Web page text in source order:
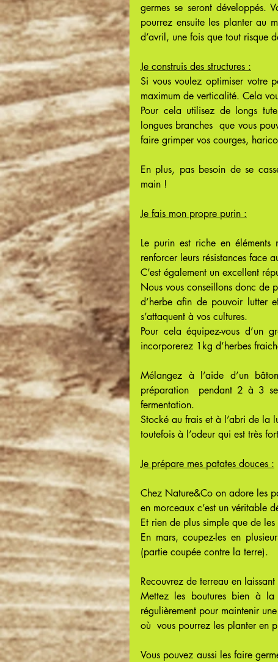
germes se seront développés.
pourrez ensuite les planter au
d’avril, une fois que tout risque
Je construis des structures :
Si vous voulez optimiser votre
maximum de verticalité. Cela
Pour cela utilisez de longs
longues branches  que vous
faire grimper vos courges,
En plus, pas besoin de se
main !
Je fais mon propre purin :
Le purin est riche en
renforcer leurs résistances face
C’est également un excellent
Nous vous conseillons donc de
d’herbe afin de pouvoir lutter
s’attaquent à vos cultures.
Pour cela équipez-vous d’un
incorporerez 1kg d’herbes
Mélangez à l’aide d’un
préparation  pendant 2 à 3
fermentation.
Stocké au frais et à l’abri de la
toutefois à l’odeur qui est très
Je prépare mes patates douces :
Chez Nature&Co on adore les
en morceaux c’est un véritable
Et rien de plus simple que de les
En mars, coupez-les en
(partie coupée contre la terre).
Recouvrez de terreau en
Mettez les boutures bien à
régulièrement pour maintenir
où  vous pourrez les planter en
Vous pouvez aussi les faire